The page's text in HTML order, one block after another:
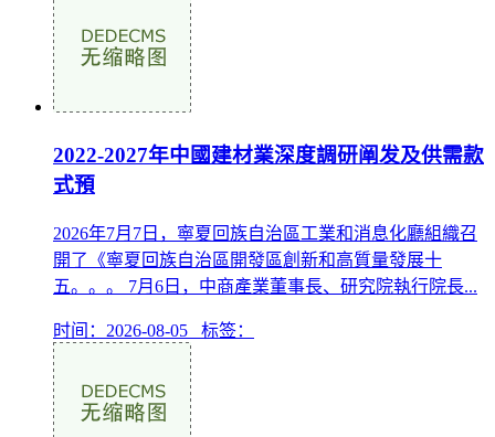
2022-2027年中國建材業深度調研阐发及供需款
式預
2026年7月7日，寧夏回族自治區工業和消息化廳組織召
開了《寧夏回族自治區開發區創新和高質量發展十
五。。。 7月6日，中商產業董事長、研究院執行院長...
时间：2026-08-05 标签：